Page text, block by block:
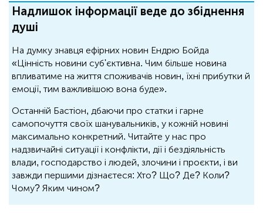
Надлишок інформації веде до збіднення
душі
На думку знавця ефірних новин Ендрю Бойда
«Цінність новини суб'єктивна. Чим більше новина
впливатиме на життя споживачів новин, їхні прибутки й
емоції, тим важливішою вона буде».
Останній Бастіон, дбаючи про статки і гарне
самопочуття своїх шанувальників, у кожній новині
максимально конкретний. Читайте у нас про
надзвичайні ситуації і конфлікти, дії і бездіяльність
влади, господарство і людей, злочини і проєкти, і ви
завжди першими дізнаєтеся: Хто? Що? Де? Коли?
Чому? Яким чином?